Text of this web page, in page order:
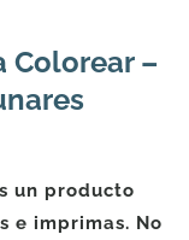
Colorear –
un producto
e imprimas. No